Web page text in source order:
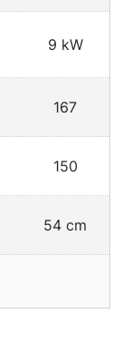
9 kW
167
150
54 cm